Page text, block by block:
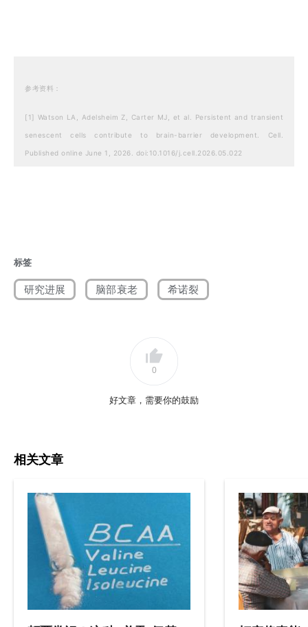
参考资料：
[1] Watson LA, Adelsheim Z, Carter MJ, et al. Persistent and transient
senescent cells contribute to brain-barrier development. Cell.
Published online June 1, 2026. doi:10.1016/j.cell.2026.05.022
https://archive.connect.h1.co/article/718178634/
标签
研究进展 脑部衰老 希诺裂
0
好文章，需要你的鼓励
相关文章